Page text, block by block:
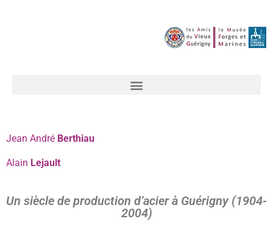
Jean André Berthiau
Alain Lejault
Un siècle de production d’acier à Guérigny (1904-
2004)